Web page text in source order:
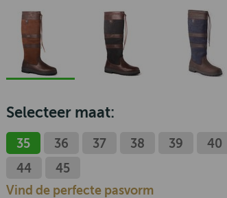
Selecteer maat:
35 36 37 38 39 40
44
45
Vind de perfecte pasvorm